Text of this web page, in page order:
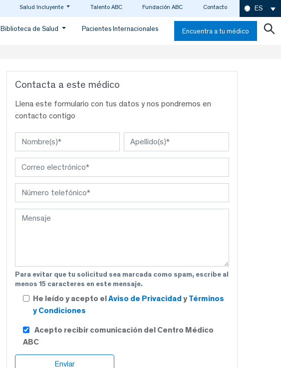
Salud Incluyente Talento ABC Fundación ABC Contacto ES
Biblioteca de Salud Pacientes Internacionales Encuentra a tu médico
Contacta a este médico
Llena este formulario con tus datos y nos pondremos en
contacto contigo
Para evitar que tu solicitud sea marcada como spam, escribe al
menos 15 caracteres en este mensaje.
He leído y acepto elAviso de Privacidad y Términos
y Condiciones
Acepto recibir comunicación del Centro Médico
ABC